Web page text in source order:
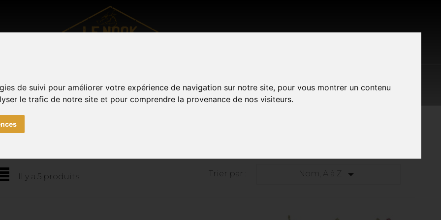
de suivi pour améliorer votre expérience de navigation sur notre site, pour vous montrer un contenu
le trafic de notre site et pour comprendre la provenance de nos visiteurs.
FacebookInstagram
Il y a 5 produits. Trier par : Nom, A à Z 